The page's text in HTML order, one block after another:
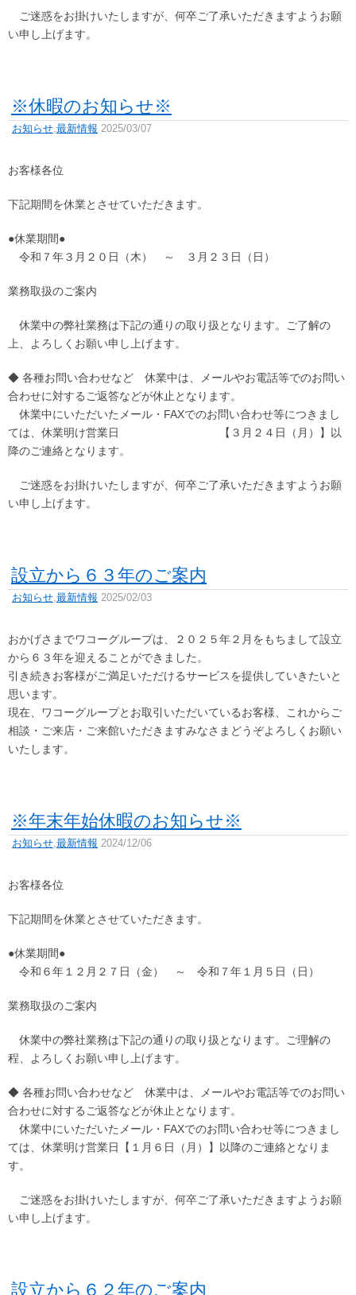
ご迷惑をお掛けいたしますが、何卒ご了承いただきますようお願
い申し上げます。
※休暇のお知らせ※
お知らせ,最新情報 2025/03/07
お客様各位
下記期間を休業とさせていただきます。
●休業期間●
令和７年３月２０日（木） ～ ３月２３日（日）
業務取扱のご案内
休業中の弊社業務は下記の通りの取り扱となります。ご了解の
上、よろしくお願い申し上げます。
◆ 各種お問い合わせなど 休業中は、メールやお電話等でのお問い
合わせに対するご返答などが休止となります。
休業中にいただいたメール・FAXでのお問い合わせ等につきまし
ては、休業明け営業日 【３月２４日（月）】以
降のご連絡となります。
ご迷惑をお掛けいたしますが、何卒ご了承いただきますようお願
い申し上げます。
設立から６３年のご案内
お知らせ,最新情報 2025/02/03
おかげさまでワコーグループは、２０２５年２月をもちまして設立
から６３年を迎えることができました。
引き続きお客様がご満足いただけるサービスを提供していきたいと
思います。
現在、ワコーグループとお取引いただいているお客様、これからご
相談・ご来店・ご来館いただきますみなさまどうぞよろしくお願い
いたします。
※年末年始休暇のお知らせ※
お知らせ,最新情報 2024/12/06
お客様各位
下記期間を休業とさせていただきます。
●休業期間●
令和６年１２月２７日（金） ～ 令和７年１月５日（日）
業務取扱のご案内
休業中の弊社業務は下記の通りの取り扱となります。ご理解の
程、よろしくお願い申し上げます。
◆ 各種お問い合わせなど 休業中は、メールやお電話等でのお問い
合わせに対するご返答などが休止となります。
休業中にいただいたメール・FAXでのお問い合わせ等につきまし
ては、休業明け営業日【１月６日（月）】以降のご連絡となりま
す。
ご迷惑をお掛けいたしますが、何卒ご了承いただきますようお願
い申し上げます。
設立から６２年のご案内